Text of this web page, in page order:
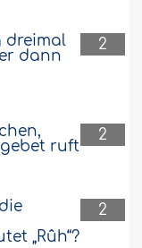
2
dreimal
dann
2
ruft
2
„Rûh“?